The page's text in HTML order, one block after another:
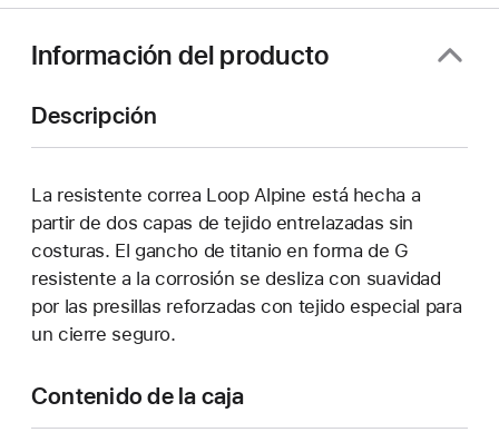
ventana
Información del producto
Descripción
La resistente correa Loop Alpine está hecha a
partir de dos capas de tejido entrelazadas sin
costuras. El gancho de titanio en forma de G
resistente a la corrosión se desliza con suavidad
por las presillas reforzadas con tejido especial para
un cierre seguro.
Contenido de la caja